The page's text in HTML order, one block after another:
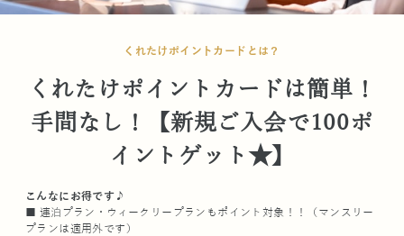
くれたけポイントカードとは？
くれたけポイントカードは簡単！
手間なし！【新規ご入会で100ポ
イントゲット★】
こんなにお得です♪
■ 連泊プラン・ウィークリープランもポイント対象！！（マンスリー
プランは適用外です）